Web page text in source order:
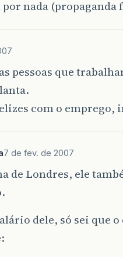
nada (propaganda
pessoas que
com o emprego,
7 de fev. de 2007
de Londres, ele
dele, só sei que